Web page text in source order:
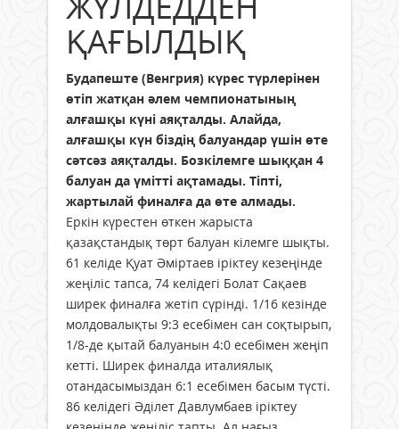
ҚАҒЫЛДЫҚ
Будапеште (Венгрия) күрес түрлерінен
өтіп жатқан әлем чемпионатының
алғашқы күні аяқталды. Алайда,
алғашқы күн біздің балуандар үшін өте
сәтсәз аяқталды. Бозкілемге шыққан 4
балуан да үмітті ақтамады. Тіпті,
жартылай финалға да өте алмады.
Еркін күрестен өткен жарыста
қазақстандық төрт балуан кілемге шықты.
61 келіде Қуат Әміртаев іріктеу кезеңінде
жеңіліс тапса, 74 келідегі Болат Сақаев
ширек финалға жетіп сүрінді. 1/16 кезінде
молдовалықты 9:3 есебімен сан соқтырып,
1/8-де қытай балуанын 4:0 есебімен жеңіп
кетті. Ширек финалда италиялық
отандасымыздан 6:1 есебімен басым түсті.
86 келідегі Әділет Давлумбаев іріктеу